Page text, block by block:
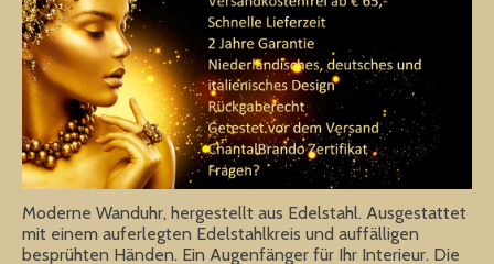
Moderne Wanduhr, hergestellt aus Edelstahl. Ausgestattet
mit einem auferlegten Edelstahlkreis und auffälligen
besprühten Händen. Ein Augenfänger für Ihr Interieur. Die